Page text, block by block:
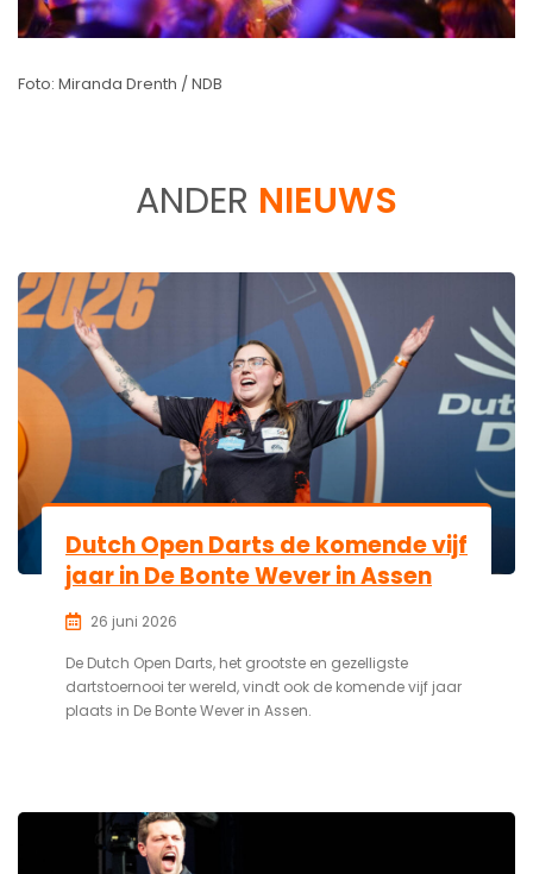
Foto: Miranda Drenth / NDB
ANDER NIEUWS
Dutch Open Darts de komende vijf
jaar in De Bonte Wever in Assen
26 juni 2026
De Dutch Open Darts, het grootste en gezelligste
dartstoernooi ter wereld, vindt ook de komende vijf jaar
plaats in De Bonte Wever in Assen.